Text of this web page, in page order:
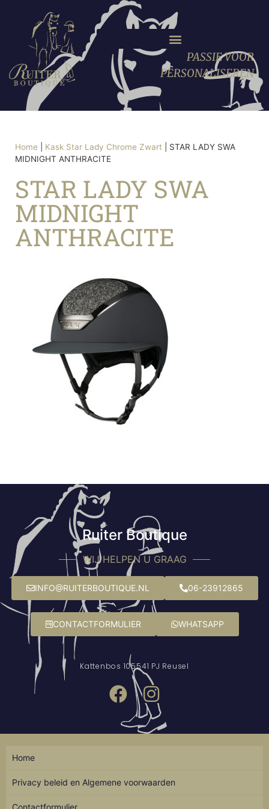
PASSIE VOOR
PERSONALISEREN
Home Kask Star Lady Chrome Zwart
STAR LADY SWA
MIDNIGHT ANTHRACITE
STAR LADY SWA
MIDNIGHT
ANTHRACITE
Ruiter Boutique
WIJ HELPEN U GRAAG
INFO@RUITERBOUTIQUE.NL 06-23912865
CONTACTFORMULIER WHATSAPP
Kattenbos 105541 PJ Reusel
Home
Privacy beleid en Algemene voorwaarden
Contactformulier